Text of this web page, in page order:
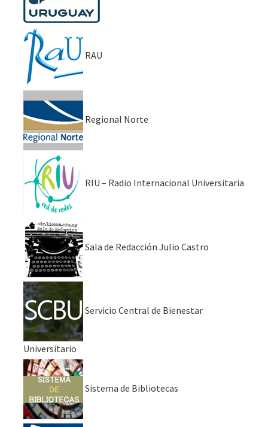
RAU
Regional Norte
RIU – Radio Internacional Universitaria
Sala de Redacción Julio Castro
Servicio Central de Bienestar
Universitario
Sistema de Bibliotecas